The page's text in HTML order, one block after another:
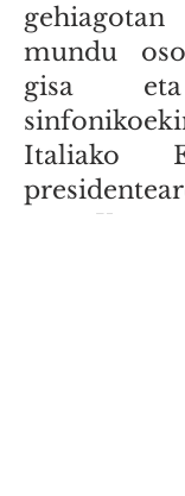
mundu
gisa
Italiako
ere.